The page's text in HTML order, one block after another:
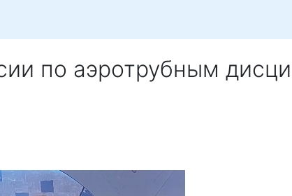
по аэротрубным